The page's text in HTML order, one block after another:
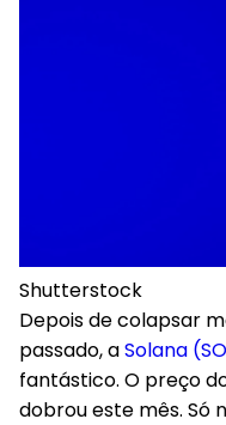
Shutterstock
Depois de colapsar
passado, aSolana
fantástico. O preço
dobrou este mês. Só